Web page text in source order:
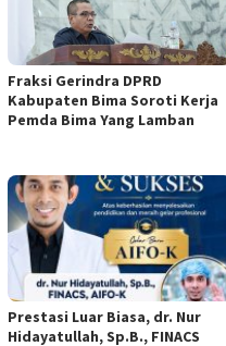
Fraksi Gerindra DPRD
Kabupaten Bima Soroti Kerja
Pemda Bima Yang Lamban
Prestasi Luar Biasa, dr. Nur
Hidayatullah, Sp.B., FINACS